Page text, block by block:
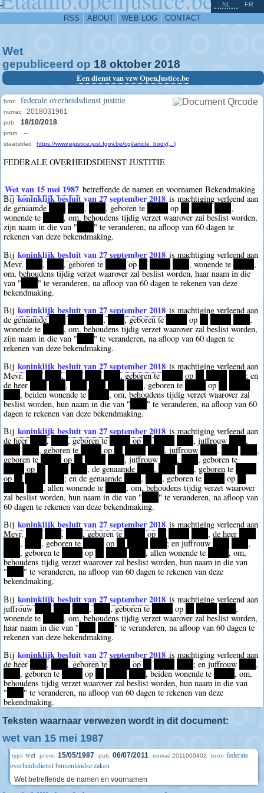
-
RSS ABOUT WEB LOG CONTACT
NL FR
Wet
gepubliceerd op 18 oktober 2018
Een dienst van vzw OpenJustice.be
bron federale overheidsdienst justitie
numac 2018031961
pub. 18/10/2018
prom. --
staatsblad https://www.ejustice.just.fgov.be/cgi/article_body(...)
FEDERALE OVERHEIDSDIENST JUSTITIE
Wet van 15 mei 1987 betreffende de namen en voornamen Bekendmaking
Bijkoninklijk besluit van 27 september 2018 is machtiging verleend aan
de genaamde
****, ****, geboren te op ****,
wonende te
*****, om, behoudens tijdig verzet waarover zal beslist worden,
zijn naam in die van "
" te veranderen, na afloop van 60 dagen te
rekenen van deze bekendmaking.
Bij koninklijk besluit van 27 september 2018 is machtiging verleend aan
Mevr. ****, ****, geboren te *****op ** , wonende te
,
om, behoudens tijdig verzet waarover zal beslist worden, haar naam in die
van "
" te veranderen, na afloop van 60 dagen te rekenen van deze
bekendmaking.
Bij koninklijk besluit van 27 september 2018 is machtiging verleend aan
de genaamde
****, ****, geboren te op ****,
wonende te
*****, om, behoudens tijdig verzet waarover zal beslist worden,
zijn naam in die van "
" te veranderen, na afloop van 60 dagen te
rekenen van deze bekendmaking.
Bij koninklijk besluit van 27 september 2018 is machtiging verleend aan
Mevr. **** ****, **** **** ****, geboren te op
; en
de heer **** , **** **** , geboren te op
, beiden wonende te *****, om, behoudens tijdig verzet waarover zal
beslist worden, hun naam in die van "
" te veranderen, na afloop van 60
dagen te rekenen van deze bekendmaking.
Bij koninklijk besluit van 27 september 2018 is machtiging verleend aan
de heer ****, ****, geboren te op ****, juffrouw ****,
****, geboren te op ** ***** ****, juffrouw ****, **** ****,
geboren te
op ** ****, juffrouw ****, ****, geboren te
op ** ****, de genaamde ****, **** ****, geboren te
op ** ****; en de genaamde ****, ****, geboren te op **
****, allen wonende te *****, om, behoudens tijdig verzet waarover
zal beslist worden, hun naam in die van "
" te veranderen, na afloop van
60 dagen te rekenen van deze bekendmaking.
Bij koninklijk besluit van 27 september 2018 is machtiging verleend aan
Mevr. **** ****, ****, geboren te *****op ** ****, de heer
****, ****, geboren te op ; en juffrouw ****,
****, geboren te op ****, allen wonende te *****, om,
behoudens tijdig verzet waarover zal beslist worden, hun naam in die van
"
" te veranderen, na afloop van 60 dagen te rekenen van deze
bekendmaking.
Bij koninklijk besluit van 27 september 2018 is machtiging verleend aan
juffrouw
, , geboren te op
,
wonende te *****, om, behoudens tijdig verzet waarover zal beslist worden,
haar naam in die van "
" te veranderen, na afloop van 60 dagen te
rekenen van deze bekendmaking.
Bij koninklijk besluit van 27 september 2018 is machtiging verleend aan
de heer ****, ****, geboren te op ; en juffrouw ****,
****, geboren te op ***** ****, beiden wonende te *****, om,
behoudens tijdig verzet waarover zal beslist worden, hun naam in die van
"
" te veranderen, na afloop van 60 dagen te rekenen van deze
bekendmaking.
Teksten waarnaar verwezen wordt in dit document:
wet van 15 mei 1987
type wet prom. 15/05/1987 pub. 06/07/2011 numac 2011000402 bron federale
overheidsdienst binnenlandse zaken
Wet betreffende de namen en voornamen
^